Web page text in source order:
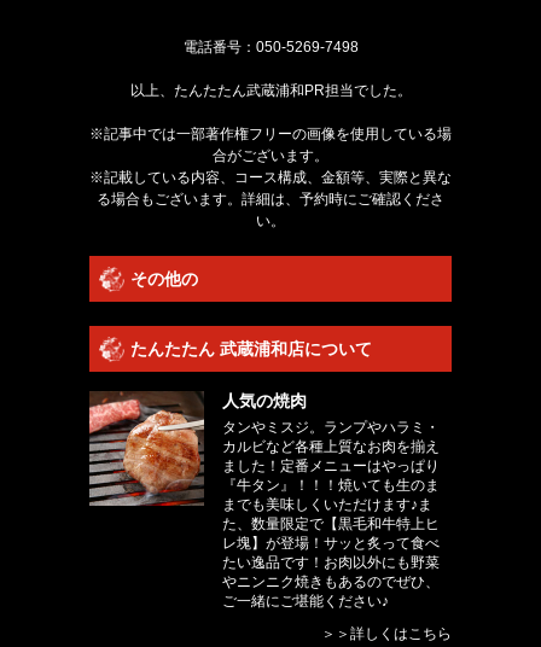
電話番号： 050-5269-7498
以上、たんたたん武蔵浦和PR担当でした。
※記事中では一部著作権フリーの画像を使用している場
合がございます。
※記載している内容、コース構成、金額等、実際と異な
る場合もございます。詳細は、予約時にご確認くださ
い。
その他の
たんたたん 武蔵浦和店について
人気の焼肉
タンやミスジ。ランプやハラミ・
カルビなど各種上質なお肉を揃え
ました！定番メニューはやっぱり
『牛タン』！！！焼いても生のま
までも美味しくいただけます♪ま
た、数量限定で【黒毛和牛特上ヒ
レ塊】が登場！サッと炙って食べ
たい逸品です！お肉以外にも野菜
やニンニク焼きもあるのでぜひ、
ご一緒にご堪能ください♪
＞＞詳しくはこちら